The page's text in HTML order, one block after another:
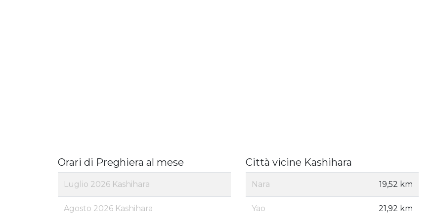
Orari di Preghiera al mese
Luglio 2026 Kashihara
Agosto 2026 Kashihara
Città vicine Kashihara
Nara 19,52 km
Yao 21,92 km